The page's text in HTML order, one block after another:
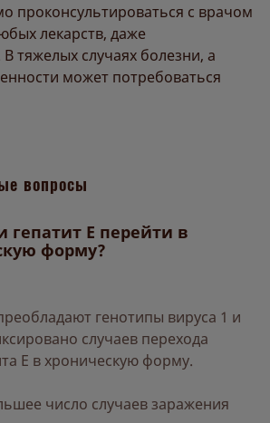
проконсультироваться с врачом
лекарств, даже
тяжелых случаях болезни, а
может потребоваться
вопросы
гепатит Е перейти в
форму?
генотипы вируса 1 и
случаев перехода
Е в хроническую форму.
число случаев заражения